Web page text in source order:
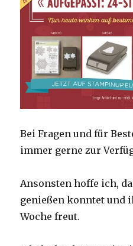
Bei Fragen und für
immer gerne zur
Ansonsten hoffe ich,
genießen konntet und
Woche freut.